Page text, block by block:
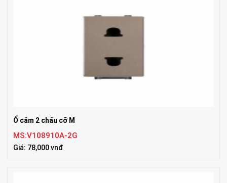
Ổ cắm 2 chấu cỡ M
MS:V108910A-2G
Giá: 78,000 vnđ